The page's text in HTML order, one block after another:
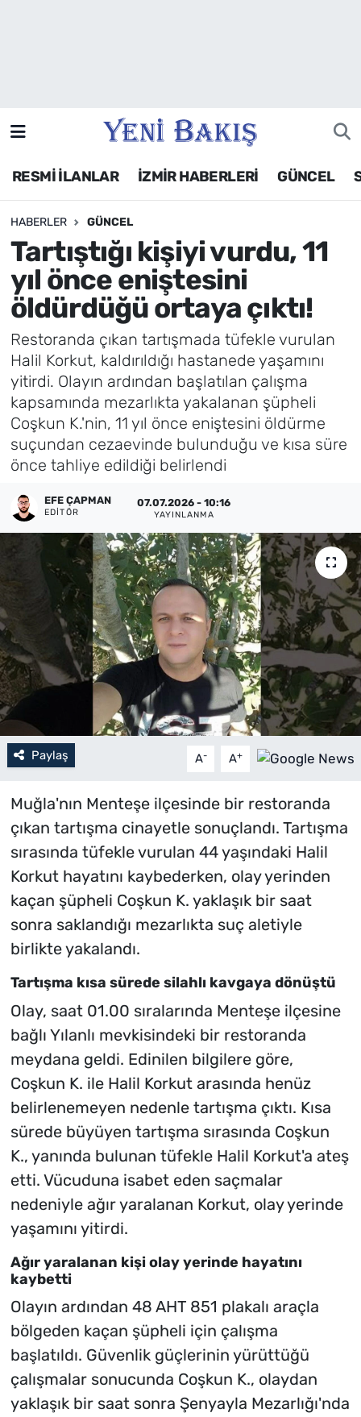
RESMİ İLANLAR İZMİR HABERLERİ GÜNCEL
HABERLER GÜNCEL
Tartıştığı kişiyi vurdu, 11
yıl önce eniştesini
öldürdüğü ortaya çıktı!
Restoranda çıkan tartışmada tüfekle vurulan
Halil Korkut, kaldırıldığı hastanede yaşamını
yitirdi. Olayın ardından başlatılan çalışma
kapsamında mezarlıkta yakalanan şüpheli
Coşkun K.'nin, 11 yıl önce eniştesini öldürme
suçundan cezaevinde bulunduğu ve kısa süre
önce tahliye edildiği belirlendi
EFE ÇAPMAN
EDITÖR
07.07.2026 - 10:16
YAYINLANMA
Paylaş A- A+
Muğla'nın Menteşe ilçesinde bir restoranda
çıkan tartışma cinayetle sonuçlandı. Tartışma
sırasında tüfekle vurulan 44 yaşındaki Halil
Korkut hayatını kaybederken, olay yerinden
kaçan şüpheli Coşkun K. yaklaşık bir saat
sonra saklandığı mezarlıkta suç aletiyle
birlikte yakalandı.
Tartışma kısa sürede silahlı kavgaya dönüştü
Olay, saat 01.00 sıralarında Menteşe ilçesine
bağlı Yılanlı mevkisindeki bir restoranda
meydana geldi. Edinilen bilgilere göre,
Coşkun K. ile Halil Korkut arasında henüz
belirlenemeyen nedenle tartışma çıktı. Kısa
sürede büyüyen tartışma sırasında Coşkun
K., yanında bulunan tüfekle Halil Korkut'a ateş
etti. Vücuduna isabet eden saçmalar
nedeniyle ağır yaralanan Korkut, olay yerinde
yaşamını yitirdi.
Ağır yaralanan kişi olay yerinde hayatını
kaybetti
Olayın ardından 48 AHT 851 plakalı araçla
bölgeden kaçan şüpheli için çalışma
başlatıldı. Güvenlik güçlerinin yürüttüğü
çalışmalar sonucunda Coşkun K., olaydan
yaklaşık bir saat sonra Şenyayla Mezarlığı'nda
Siyaset
Asayiş / Polis-Adliye
Spor
Magazin
Foto Galeri
Künye
İletişim